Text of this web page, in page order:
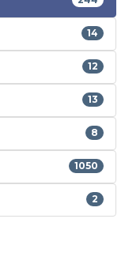
14
12
13
8
1050
2